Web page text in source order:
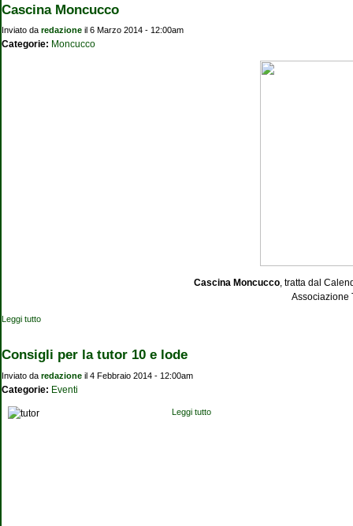
Cascina Moncucco
Inviato da redazione il 6 Marzo 2014 - 12:00am
Categorie: Moncucco
Cascina Moncucco, tratta dal
Associazione
Leggi tutto
Consigli per la tutor 10 e lode
Inviato da redazione il 4 Febbraio 2014 - 12:00am
Categorie: Eventi
Leggi tutto